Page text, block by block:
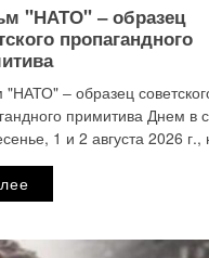
"НАТО" ‒ образец
пропагандного
‒ образец
примитива Днем в
1 и 2 августа 2026 г.,